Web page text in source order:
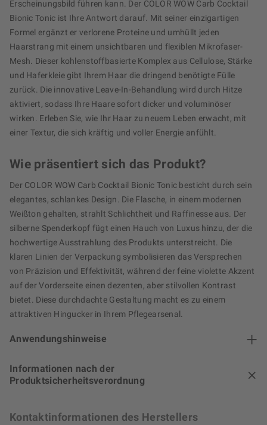
Erscheinungsbild führen kann. Der COLOR WOW Carb Cocktail
Bionic Tonic ist Ihre Antwort darauf. Mit seiner einzigartigen
Formel ergänzt er verlorene Proteine und umhüllt jeden
Haarstrang mit einem unsichtbaren und flexiblen Mikrofaser-
Mesh. Dieser kohlenstoffbasierte Komplex aus Cellulose, Stärke
und Haferkleie gibt Ihrem Haar die dringend benötigte Fülle
zurück. Die innovative Leave-In-Behandlung wird durch Hitze
aktiviert, sodass Ihre Haare sofort dicker und voluminöser
wirken. Erleben Sie, wie Ihr Haar zu neuem Leben erwacht, mit
einer Textur, die sich kräftig und voller Energie anfühlt.
Wie präsentiert sich das Produkt?
Der COLOR WOW Carb Cocktail Bionic Tonic besticht durch sein
elegantes, schlankes Design. Die Flasche, in einem modernen
Weißton gehalten, strahlt Schlichtheit und Raffinesse aus. Der
silberne Spenderkopf fügt einen Hauch von Luxus hinzu, der die
hochwertige Ausstrahlung des Produkts unterstreicht. Die
klaren Linien der Verpackung symbolisieren das Versprechen
von Präzision und Effektivität, während der feine violette Akzent
auf der Vorderseite einen dezenten, aber stilvollen Kontrast
bietet. Diese durchdachte Gestaltung macht es zu einem
attraktiven Hingucker in Ihrem Pflegearsenal.
Anwendungshinweise
Informationen nach der
Produktsicherheitsverordnung
Kontaktinformationen des Herstellers